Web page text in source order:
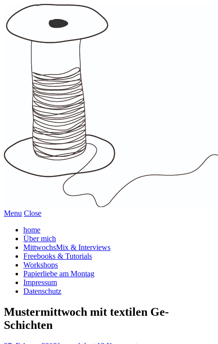
Menu Close
home
Über mich
MittwochsMix & Interviews
Freebooks & Tutorials
Workshops
Papierliebe am Montag
Impressum
Datenschutz
Mustermittwoch mit textilen Ge-
Schichten